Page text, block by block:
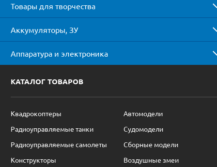
Товары для творчества
Аккумуляторы, ЗУ
Аппаратура и электроника
КАТАЛОГ ТОВАРОВ
Квадрокоптеры
Автомодели
Радиоуправляемые танки
Судомодели
Радиоуправляемые самолеты
Сборные модели
Конструкторы
Воздушные змеи